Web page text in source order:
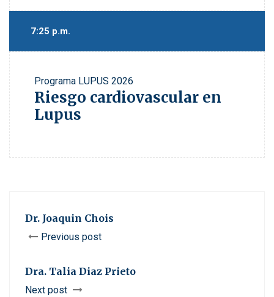
7:25 p.m.
Programa LUPUS 2026
Riesgo cardiovascular en
Lupus
Dr. Joaquin Chois
Previous post
Dra. Talia Diaz Prieto
Next post